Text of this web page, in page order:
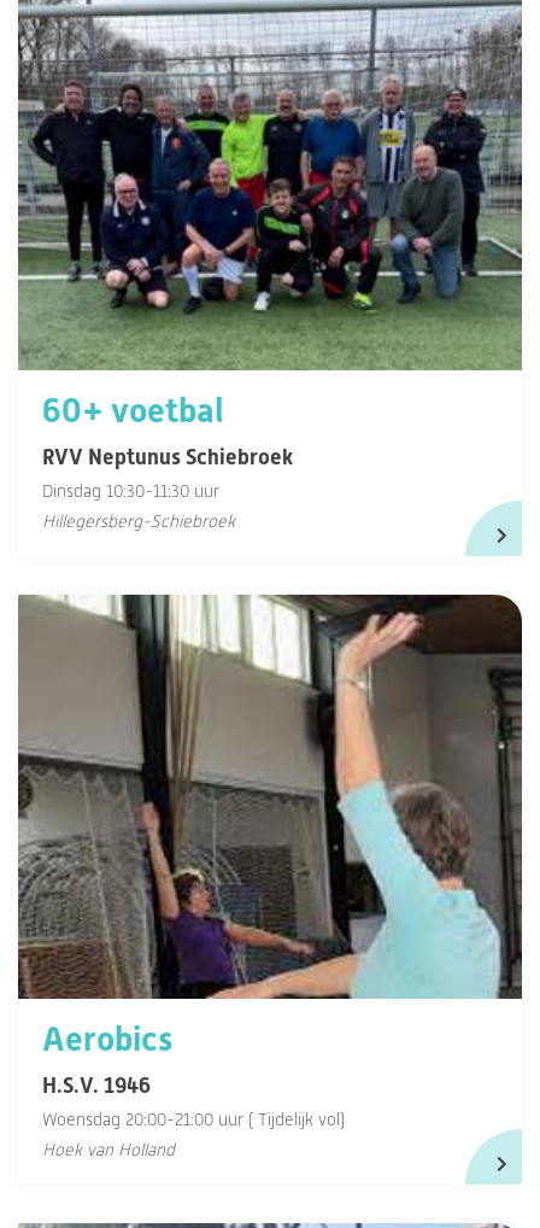
60+ voetbal
RVV Neptunus Schiebroek
Dinsdag 10:30-11:30 uur
Hillegersberg-Schiebroek
Aerobics
H.S.V. 1946
Woensdag 20:00-21:00 uur ( Tijdelijk vol)
Hoek van Holland